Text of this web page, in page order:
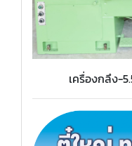
เครื่องกลึง-